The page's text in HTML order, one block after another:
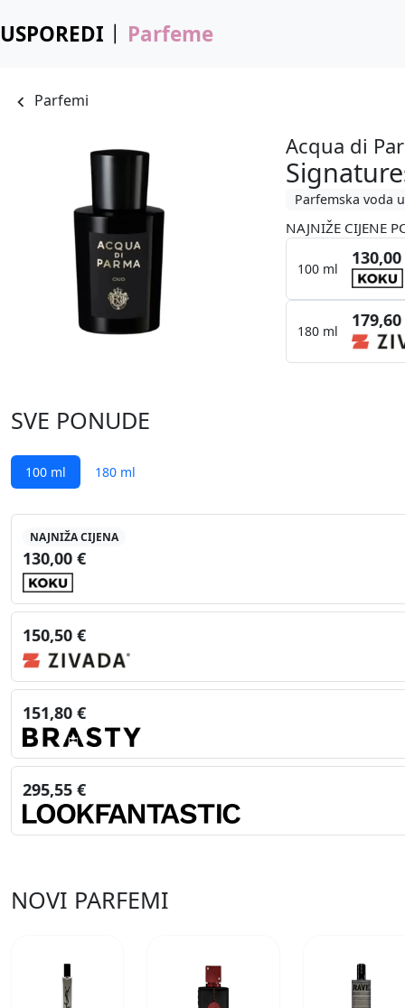
USPOREDI Parfeme
Parfemi
Acqua di
Parfemska voda
NAJNIŽE CIJENE
100 ml
180 ml
SVE PONUDE
100 ml 180 ml
NAJNIŽA CIJENA
130,00 €
150,50 €
151,80 €
295,55 €
NOVI PARFEMI